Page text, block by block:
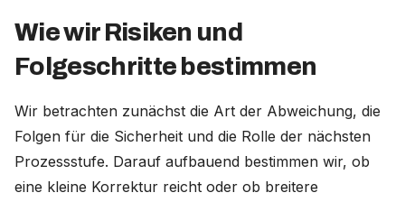
Wie wir Risiken und
Folgeschritte bestimmen
Wir betrachten zunächst die Art der Abweichung, die
Folgen für die Sicherheit und die Rolle der nächsten
Prozessstufe. Darauf aufbauend bestimmen wir, ob
eine kleine Korrektur reicht oder ob breitere